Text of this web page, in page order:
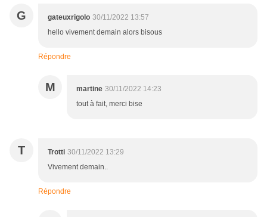
G gateuxrigolo 30/11/2022 13:57
hello vivement demain alors bisous
Répondre
M martine 30/11/2022 14:23
tout à fait, merci bise
T Trotti 30/11/2022 13:29
Vivement demain..
Répondre